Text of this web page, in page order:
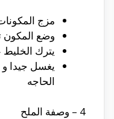
مزج
وضع المكون
يترك الخليط
يغسل جيدا
الحاجه
4 – وصفة الملح